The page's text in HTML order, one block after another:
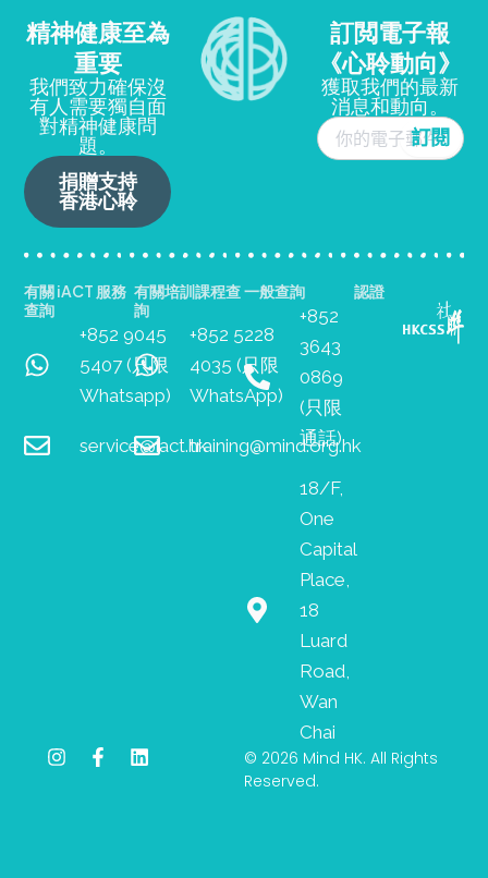
精神健康至為
重要
我們致力確保沒
有人需要獨自面
對精神健康問
題。
捐贈支持
香港心聆
訂閲電子報
《心聆動向》
獲取我們的最新
消息和動向。
有關 iACT 服務
查詢
+852 9045
5407 (只限
Whatsapp)
service@iact.hk
有關培訓課程查
詢
+852 5228
4035 (只限
WhatsApp)
training@mind.org.hk
一般查詢
+852
3643
0869
(只限
通話)
18/F,
One
Capital
Place,
18
Luard
Road,
Wan
Chai
認證
I
F
a
L
© 2026 Mind HK. All Rights
Reserved.